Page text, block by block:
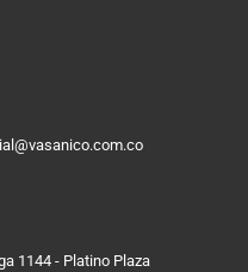
1144 - Platino Plaza